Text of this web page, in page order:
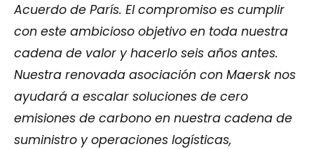
Acuerdo de París. El compromiso es cumplir
con este ambicioso objetivo en toda nuestra
cadena de valor y hacerlo seis años antes.
Nuestra renovada asociación con Maersk nos
ayudará a escalar soluciones de cero
emisiones de carbono en nuestra cadena de
suministro y operaciones logísticas,